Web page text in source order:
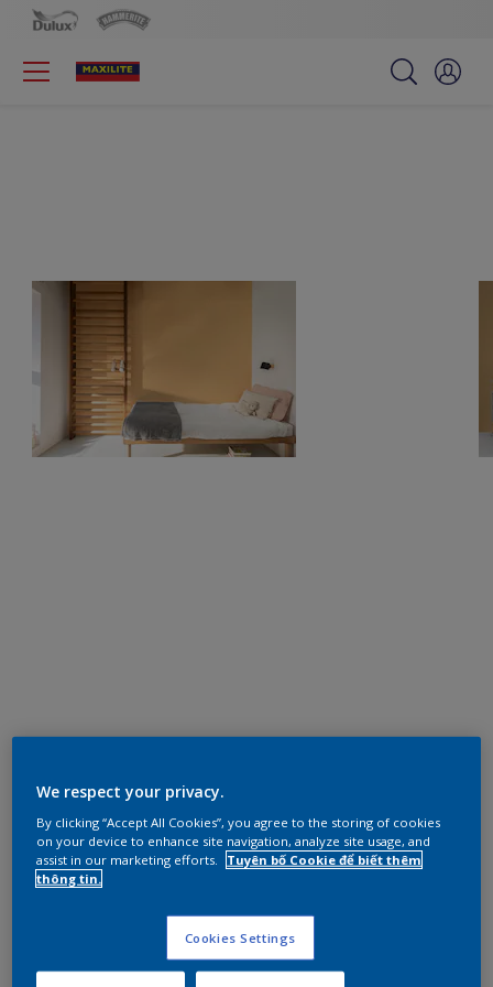
We respect your privacy.
By clicking “Accept All Cookies”, you agree to the storing of cookies
on your device to enhance site navigation, analyze site usage, and
assist in our marketing efforts.
Tuyên bố Cookie để biết thêm
thông tin.
Cookies Settings